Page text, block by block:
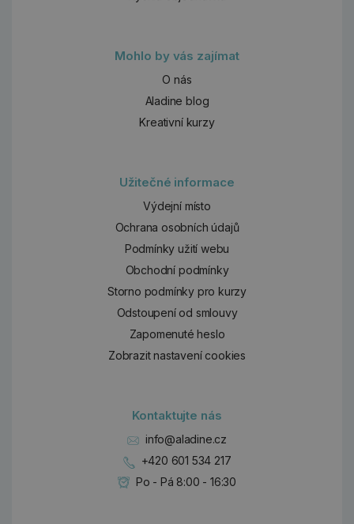
Mohlo by vás zajímat
O nás
Aladine blog
Kreativní kurzy
Užitečné informace
Výdejní místo
Ochrana osobních údajů
Podmínky užití webu
Obchodní podmínky
Storno podmínky pro kurzy
Odstoupení od smlouvy
Zapomenuté heslo
Zobrazit nastavení cookies
Kontaktujte nás
info@aladine.cz
+420 601 534 217
Po - Pá 8:00 - 16:30